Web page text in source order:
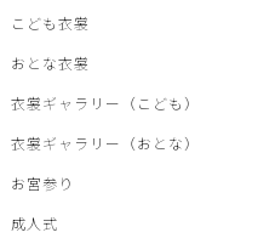
こども衣裳
おとな衣裳
衣裳ギャラリー（こども）
衣裳ギャラリー（おとな）
お宮参り
成人式